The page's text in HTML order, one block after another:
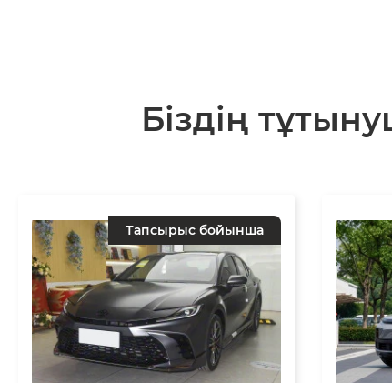
Біздің
Тапсырыс бойынша